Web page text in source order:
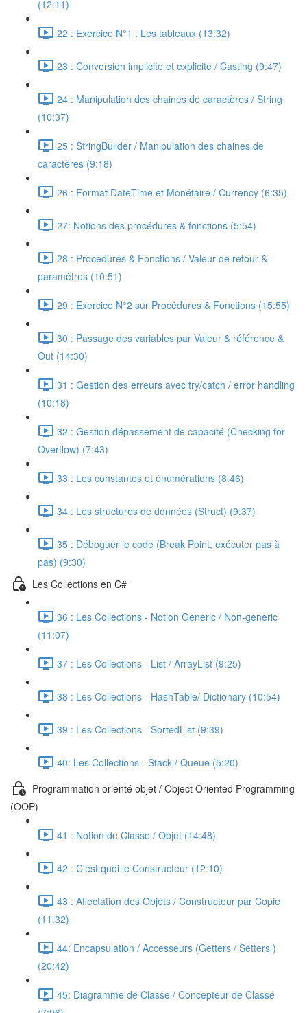
(12:11)
22 : Exercice N°1 : Les tableaux (13:32)
23 : Conversion implicite et explicite / Casting (9:47)
24 : Manipulation des chaines de caractères / String
(10:37)
25 : StringBuilder / Manipulation des chaines de
caractères (9:18)
26 : Format DateTime et Monétaire / Currency (6:35)
27: Notions des procédures & fonctions (5:54)
28 : Procédures & Fonctions / Valeur de retour &
paramètres (10:51)
29 : Exercice N°2 sur Procédures & Fonctions (15:55)
30 : Passage des variables par Valeur & référence &
Out (14:30)
31 : Gestion des erreurs avec try/catch / error handling
(10:18)
32 : Gestion dépassement de capacité (Checking for
Overflow) (7:43)
33 : Les constantes et énumérations (8:46)
34 : Les structures de données (Struct) (9:37)
35 : Déboguer le code (Break Point, exécuter pas à
pas) (9:30)
Les Collections en C#
36 : Les Collections - Notion Generic / Non-generic
(11:07)
37 : Les Collections - List / ArrayList (9:25)
38 : Les Collections - HashTable/ Dictionary (10:54)
39 : Les Collections - SortedList (9:39)
40: Les Collections - Stack / Queue (5:20)
Programmation orienté objet / Object Oriented Programming
(OOP)
41 : Notion de Classe / Objet (14:48)
42 : C'est quoi le Constructeur (12:10)
43 : Affectation des Objets / Constructeur par Copie
(11:32)
44: Encapsulation / Accesseurs (Getters / Setters )
(20:42)
45: Diagramme de Classe / Concepteur de Classe